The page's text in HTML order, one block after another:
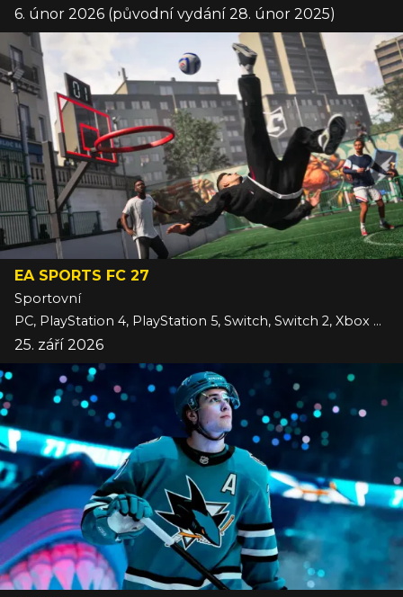
6. únor 2026 (původní vydání 28. únor 2025)
EA SPORTS FC 27
Sportovní
PC, PlayStation 4, PlayStation 5, Switch, Switch 2, Xbox One, Xbox Series
25. září 2026